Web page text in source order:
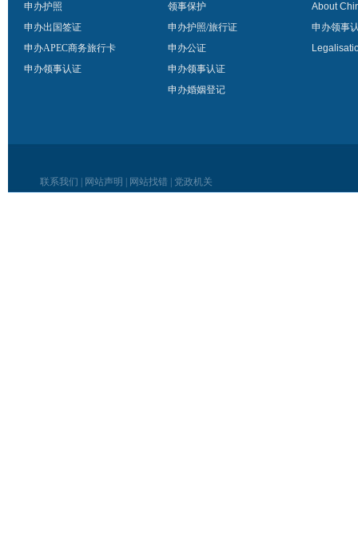
申办护照
申办出国签证
申办APEC商务旅行卡
申办领事认证
领事保护
申办护照/旅行证
申办公证
申办领事认证
申办婚姻登记
About
申办领事
联系我们 网站声明 网站找错 党政机关